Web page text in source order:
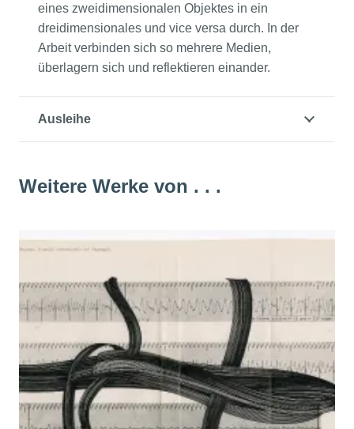
eines zweidimensionalen Objektes in ein
dreidimensionales und vice versa durch. In der
Arbeit verbinden sich so mehrere Medien,
überlagern sich und reflektieren einander.
Ausleihe
Weitere Werke von . . .